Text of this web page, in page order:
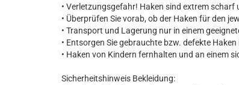
• Verletzungsgefahr! Haken sind extrem
• Überprüfen Sie vorab, ob der Haken für den
• Transport und Lagerung nur in einem
• Entsorgen Sie gebrauchte bzw. defekte
• Haken von Kindern fernhalten und an einem
Sicherheitshinweis Bekleidung: